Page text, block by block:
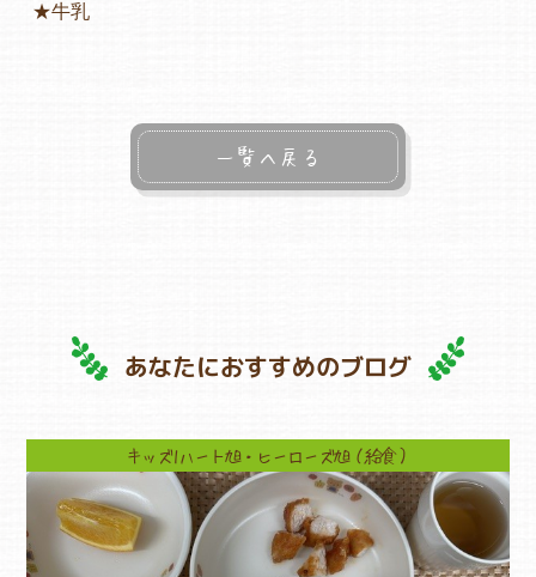
★牛乳
一覧へ戻る
あなたにおすすめのブログ
キッズ1ハート旭・ヒーローズ旭（給食）